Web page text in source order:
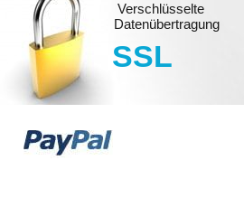
Verschlüsselte
Datenübertragung
SSL